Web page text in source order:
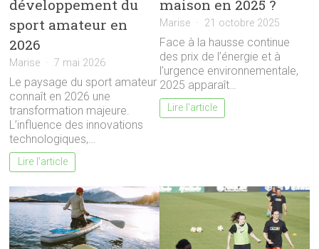
développement du
sport amateur en
2026
Marise 7 mai 2026
Le paysage du sport amateur
connaît en 2026 une
transformation majeure.
L’influence des innovations
technologiques,…
Lire l'article
maison en 2025 ?
Marise 21 octobre 2025
Face à la hausse continue
des prix de l’énergie et à
l’urgence environnementale,
2025 apparaît…
Lire l'article